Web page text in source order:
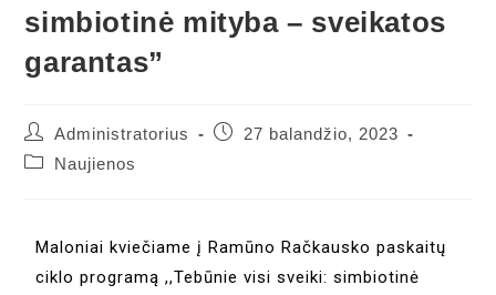
simbiotinė mityba – sveikatos
garantas”
Administratorius
27 balandžio, 2023
Naujienos
Maloniai kviečiame į Ramūno Račkausko paskaitų
ciklo programą ,,Tebūnie visi sveiki: simbiotinė